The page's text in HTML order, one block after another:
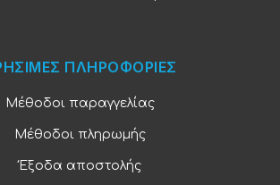
ΠΛΗΡΟΦΟΡΙΕΣ
Μέθοδοι παραγγελίας
Μέθοδοι πληρωμής
Έξοδα αποστολής